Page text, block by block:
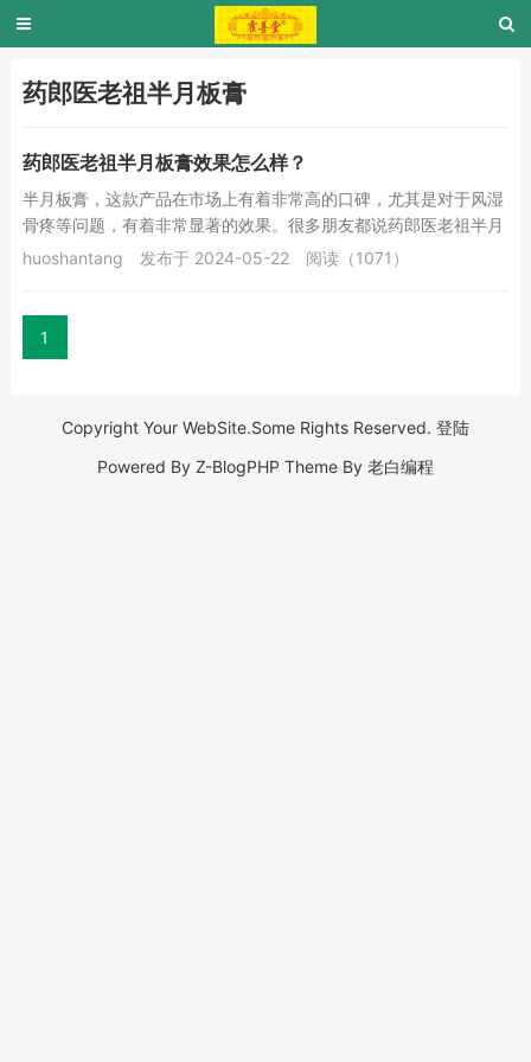
药郎医老祖半月板膏
药郎医老祖半月板膏效果怎么样？
半月板膏，这款产品在市场上有着非常高的口碑，尤其是对于风湿
骨疼等问题，有着非常显著的效果。很多朋友都说药郎医老祖半月
板膏靠谱，这款产品正是广西双福医药用品制造有...
huoshantang 发布于 2024-05-22 阅读（1071）
1
Copyright Your WebSite.Some Rights Reserved. 登陆
Powered By Z-BlogPHP Theme By 老白编程